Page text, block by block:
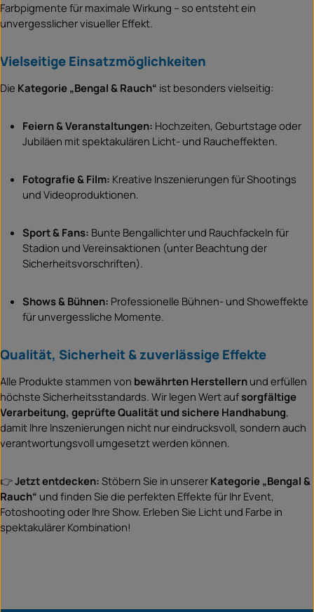
Farbpigmente für maximale Wirkung – so entsteht ein
unvergesslicher visueller Effekt.
Vielseitige Einsatzmöglichkeiten
Die Kategorie „Bengal & Rauch“ ist besonders vielseitig:
Feiern & Veranstaltungen: Hochzeiten, Geburtstage oder
Jubiläen mit spektakulären Licht- und Raucheffekten.
Fotografie & Film: Kreative Inszenierungen für Shootings
und Videoproduktionen.
Sport & Fans: Bunte Bengallichter und Rauchfackeln für
Stadion und Vereinsaktionen (unter Beachtung der
Sicherheitsvorschriften).
Shows & Bühnen: Professionelle Bühnen- und Showeffekte
für unvergessliche Momente.
Qualität, Sicherheit & zuverlässige Effekte
Alle Produkte stammen von bewährten Herstellern und erfüllen
höchste Sicherheitsstandards. Wir legen Wert auf sorgfältige
Verarbeitung, geprüfte Qualität und sichere Handhabung,
damit Ihre Inszenierungen nicht nur eindrucksvoll, sondern auch
verantwortungsvoll umgesetzt werden können.
👉Jetzt entdecken: Stöbern Sie in unserer Kategorie „Bengal &
Rauch“ und finden Sie die perfekten Effekte für Ihr Event,
Fotoshooting oder Ihre Show. Erleben Sie Licht und Farbe in
spektakulärer Kombination!